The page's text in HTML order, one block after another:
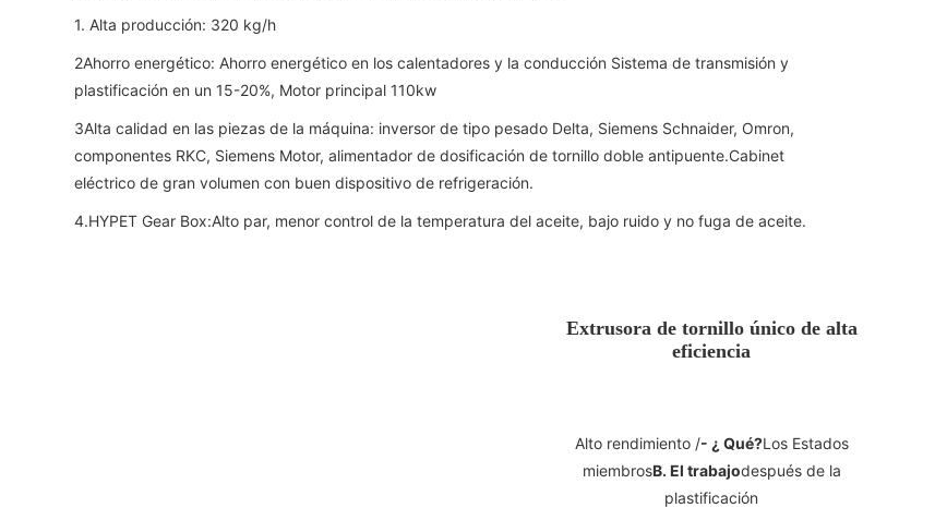
1. Alta producción: 320 kg/h
2Ahorro energético: Ahorro energético en los calentadores y la conducción Sistema de transmisión y
plastificación en un 15-20%, Motor principal 110kw
3Alta calidad en las piezas de la máquina: inversor de tipo pesado Delta, Siemens Schnaider, Omron,
componentes RKC, Siemens Motor, alimentador de dosificación de tornillo doble antipuente.Cabinet
eléctrico de gran volumen con buen dispositivo de refrigeración.
4.HYPET Gear Box:Alto par, menor control de la temperatura del aceite, bajo ruido y no fuga de aceite.
Extrusora de tornillo único de alta
eficiencia
Alto rendimiento /- ¿ Qué?Los Estados
miembrosB. El trabajodespués de la
plastificación